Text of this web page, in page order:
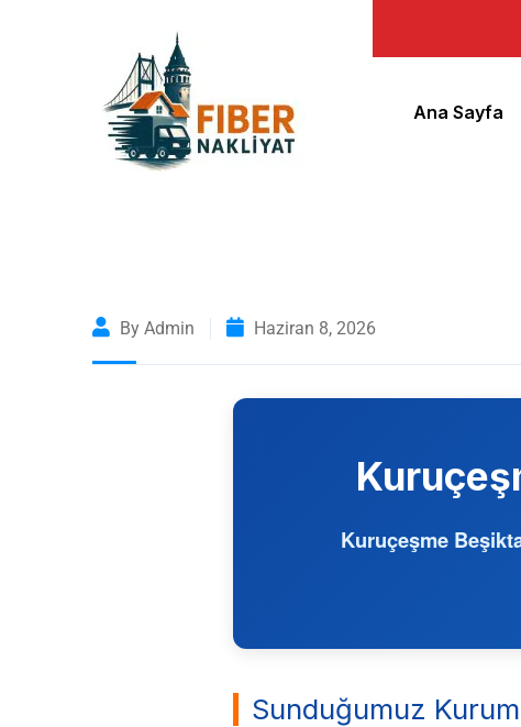
Ana Sayfa
By Admin Haziran 8, 2026
Kuruçeşme
Sunduğumuz